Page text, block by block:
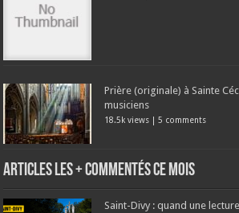
Prière (originale) à Sainte
musiciens
18.5k views |5 comments
Articles les + commentés ce mois
Saint-Divy : quand une